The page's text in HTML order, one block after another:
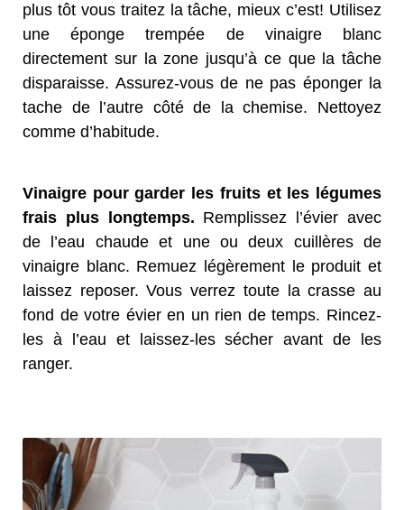
plus tôt vous traitez la tâche, mieux c’est! Utilisez
une éponge trempée de vinaigre blanc
directement sur la zone jusqu’à ce que la tâche
disparaisse. Assurez-vous de ne pas éponger la
tache de l’autre côté de la chemise. Nettoyez
comme d’habitude.
Vinaigre pour garder les fruits et les légumes
frais plus longtemps. Remplissez l’évier avec
de l’eau chaude et une ou deux cuillères de
vinaigre blanc. Remuez légèrement le produit et
laissez reposer. Vous verrez toute la crasse au
fond de votre évier en un rien de temps. Rincez-
les à l’eau et laissez-les sécher avant de les
ranger.